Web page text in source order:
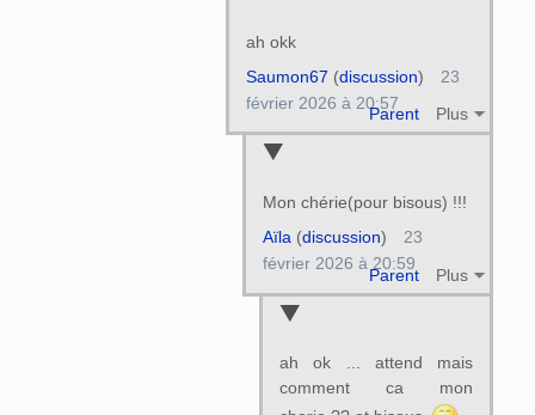
ah okk
Parent Plus
Saumon67 (discussion)
23
février 2026 à 20:57
Mon chérie(pour bisous) !!!
Parent Plus
Aïla (discussion)
23
février 2026 à 20:59
ah ok ... attend mais
comment ca mon